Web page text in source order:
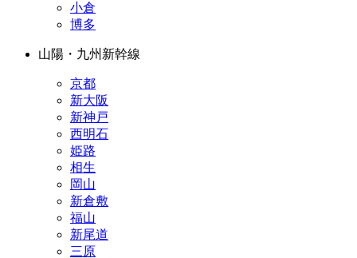
小倉
博多
山陽・九州新幹線
京都
新大阪
新神戸
西明石
姫路
相生
岡山
新倉敷
福山
新尾道
三原